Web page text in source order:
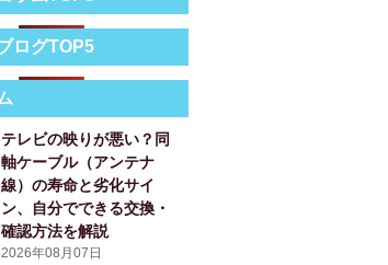
ログTOP5
テレビの映りが悪い？同
軸ケーブル（アンテナ
線）の寿命と劣化サイ
ン、自分でできる交換・
確認方法を解説
2026年08月07日